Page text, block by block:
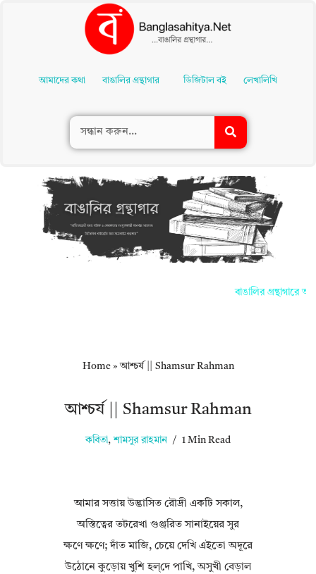
Contentআমাদের কথা বাঙালির গ্রন্থাগার ডিজিটাল বই লেখালিখি
বাঙালির গ্রন্থাগারে
Home»আশ্চর্য || Shamsur Rahman
আশ্চর্য || Shamsur Rahman
কবিতা, শামসুর রাহমান 1 Min Read
আমার সত্তায় উদ্ভাসিত রৌদ্রী একটি সকাল,
অস্তিত্বের তটরেখা গুঞ্জরিত সানাইয়ের সুর
ক্ষণে ক্ষণে; দাঁত মাজি, চেয়ে দেখি এইতো অদূরে
উঠোনে কুড়োয় খুশি হল্‌দে পাখি, অসুখী বেড়াল